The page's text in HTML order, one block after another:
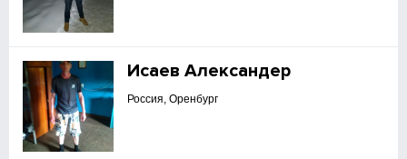
Исаев Александер
Россия, Оренбург